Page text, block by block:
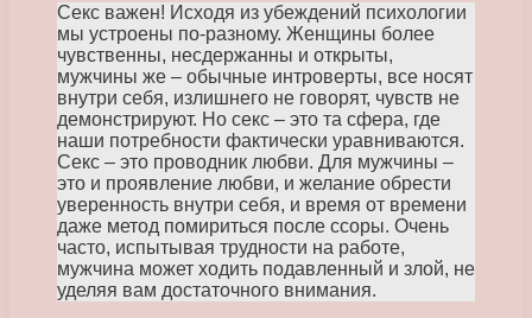
Секс важен! Исходя из убеждений психологии
мы устроены по-разному. Женщины более
чувственны, несдержанны и открыты,
мужчины же – обычные интроверты, все носят
внутри себя, излишнего не говорят, чувств не
демонстрируют. Но секс – это та сфера, где
наши потребности фактически уравниваются.
Секс – это проводник любви. Для мужчины –
это и проявление любви, и желание обрести
уверенность внутри себя, и время от времени
даже метод помириться после ссоры. Очень
часто, испытывая трудности на работе,
мужчина может ходить подавленный и злой, не
уделяя вам достаточного внимания.